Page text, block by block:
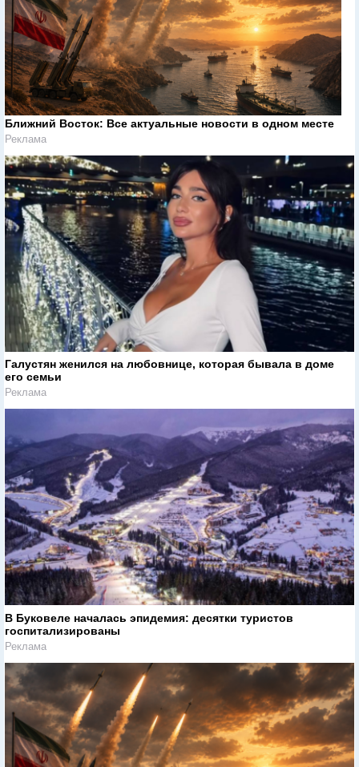
Ближний Восток: Все актуальные новости в одном месте
Реклама
Галустян женился на любовнице, которая бывала в доме
его семьи
Реклама
В Буковеле началась эпидемия: десятки туристов
госпитализированы
Реклама